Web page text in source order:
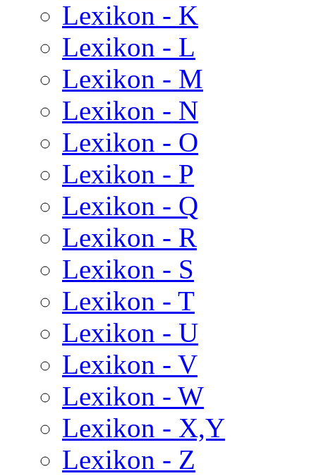
Lexikon - K
Lexikon - L
Lexikon - M
Lexikon - N
Lexikon - O
Lexikon - P
Lexikon - Q
Lexikon - R
Lexikon - S
Lexikon - T
Lexikon - U
Lexikon - V
Lexikon - W
Lexikon - X,Y
Lexikon - Z